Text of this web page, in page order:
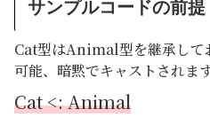
サンプルコードの前提
Cat型はAnimal型を継承し
可能、暗黙でキャストされます
Cat <: Animal